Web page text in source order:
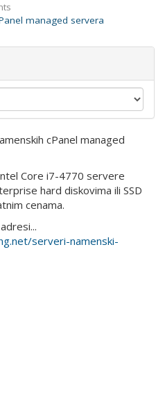
managed servera
cPanel managed
Core i7-4770 servere
hard diskovima ili SSD
cenama.
serveri-namenski-